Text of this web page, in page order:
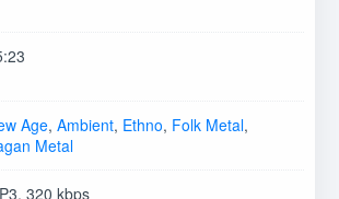
Age, Ambient, Ethno, Folk Metal,
Metal
320 kbps